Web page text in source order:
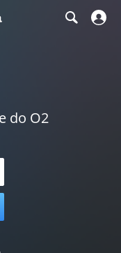
do O2